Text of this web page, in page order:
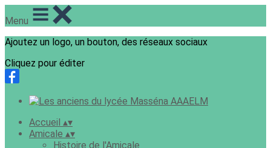
Menu
Ajoutez un logo, un bouton, des réseaux sociaux
Cliquez pour éditer
Accueil ▴▾
Amicale ▴▾
Histoire de l'Amicale